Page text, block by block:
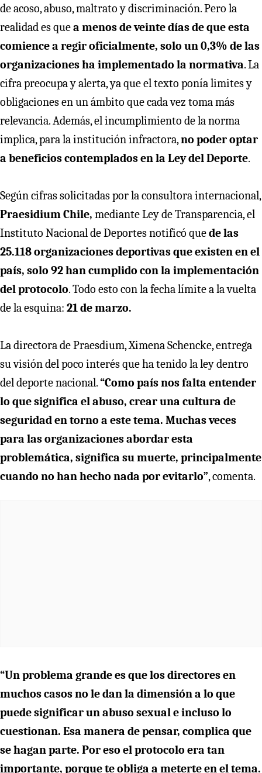
de acoso, abuso, maltrato y discriminación. Pero la
realidad es quea menos de veinte días de que esta
comience a regir oficialmente, solo un 0,3% de las
organizaciones ha implementado la normativa. La
cifra preocupa y alerta, ya que el texto ponía limites y
obligaciones en un ámbito que cada vez toma más
relevancia. Además, el incumplimiento de la norma
implica, para la institución infractora,no poder optar
a beneficios contemplados en la Ley del Deporte.
Según cifras solicitadas por la consultora internacional,
Praesidium Chile, mediante Ley de Transparencia, el
Instituto Nacional de Deportes notificó quede las
25.118 organizaciones deportivas que existen en el
país, solo 92 han cumplido con la implementación
del protocolo. Todo esto con la fecha límite a la vuelta
de la esquina: 21 de marzo.
La directora de Praesdium, Ximena Schencke, entrega
su visión del poco interés que ha tenido la ley dentro
del deporte nacional.“Como país nos falta entender
lo que significa el abuso, crear una cultura de
seguridad en torno a este tema. Muchas veces
para las organizaciones abordar esta
problemática, significa su muerte, principalmente
cuando no han hecho nada por evitarlo”, comenta.
“Un problema grande es que los directores en
muchos casos no le dan la dimensión a lo que
puede significar un abuso sexual e incluso lo
cuestionan. Esa manera de pensar, complica que
se hagan parte. Por eso el protocolo era tan
importante, porque te obliga a meterte en el tema.